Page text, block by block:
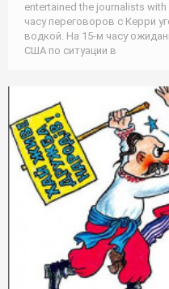
entertained the journalists
часу переговоров с Керри
водкой. На 15-м часу
США по ситуации в